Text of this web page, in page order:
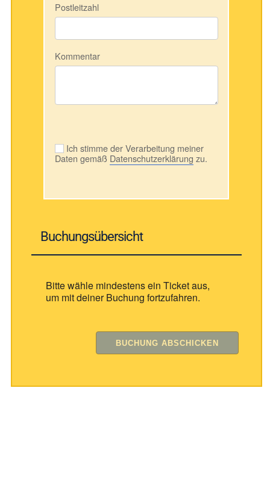
Postleitzahl
Kommentar
Ich stimme der Verarbeitung meiner
Daten gemäß Datenschutzerklärung zu.
Buchungsübersicht
Bitte wähle mindestens ein Ticket aus,
um mit deiner Buchung fortzufahren.